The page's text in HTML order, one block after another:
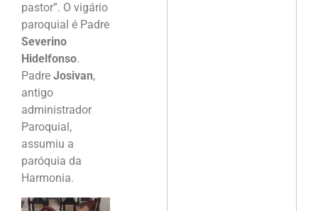
pastor”. O vigário
paroquial é Padre
Severino
Hidelfonso.
Padre Josivan,
antigo
administrador
Paroquial,
assumiu a
paróquia da
Harmonia.